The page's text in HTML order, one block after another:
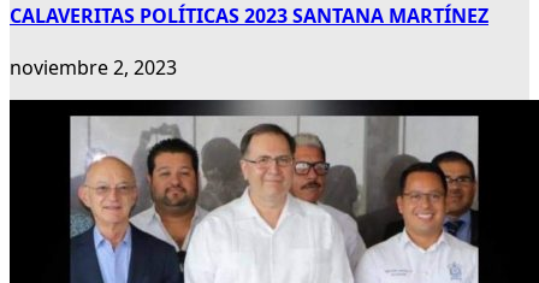
CALAVERITAS POLÍTICAS 2023 SANTANA MARTÍNEZ
noviembre 2, 2023